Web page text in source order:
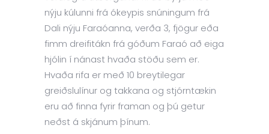
nýju kúlunni frá ókeypis snúningum frá
Dali nýju Faraóanna, verða 3, fjögur eða
fimm dreifitákn frá góðum Faraó að eiga
hjólin í nánast hvaða stöðu sem er.
Hvaða rifa er með 10 breytilegar
greiðslulínur og takkana og stjórntækin
eru að finna fyrir framan og þú getur
neðst á skjánum þínum.